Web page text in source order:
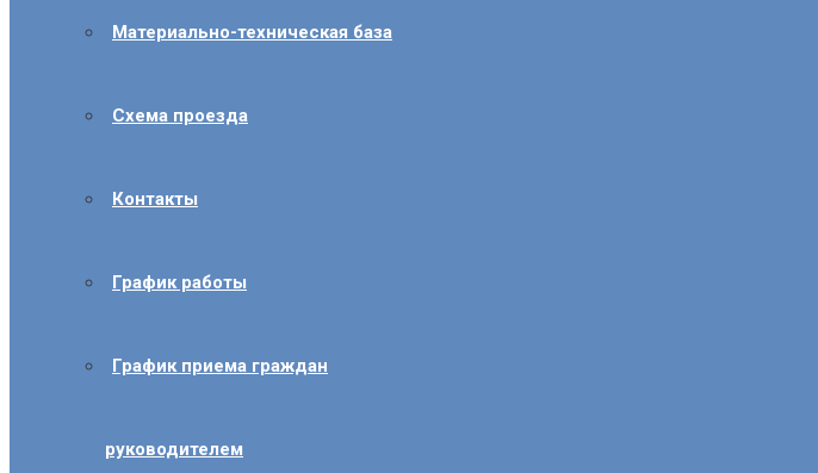
Материально-техническая база
Схема проезда
Контакты
График работы
График приема граждан
руководителем